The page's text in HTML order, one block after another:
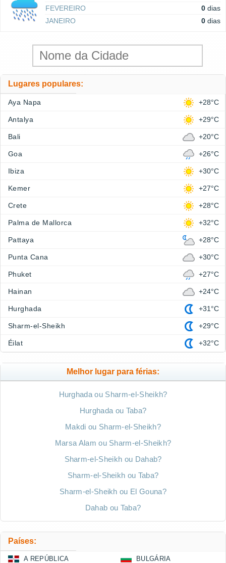
FEVEREIRO
0 dias
JANEIRO
0 dias
Lugares populares:
Aya Napa +28°C
Antalya +29°C
Bali +20°C
Goa +26°C
Ibiza +30°C
Kemer +27°C
Crete +28°C
Palma de Mallorca +32°C
Pattaya +28°C
Punta Cana +30°C
Phuket +27°C
Hainan +24°C
Hurghada +31°C
Sharm-el-Sheikh +29°C
Éilat +32°C
Melhor lugar para férias:
Hurghada ou Sharm-el-Sheikh?
Hurghada ou Taba?
Makdi ou Sharm-el-Sheikh?
Marsa Alam ou Sharm-el-Sheikh?
Sharm-el-Sheikh ou Dahab?
Sharm-el-Sheikh ou Taba?
Sharm-el-Sheikh ou El Gouna?
Dahab ou Taba?
Países:
A REPÚBLICA
BULGÁRIA